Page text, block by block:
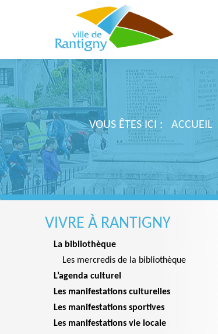
VOUS ÊTES ICI : ACCUEIL
VIVRE À RANTIGNY
La bibliothèque
Les mercredis de la bibliothèque
L’agenda culturel
Les manifestations culturelles
Les manifestations sportives
Les manifestations vie locale